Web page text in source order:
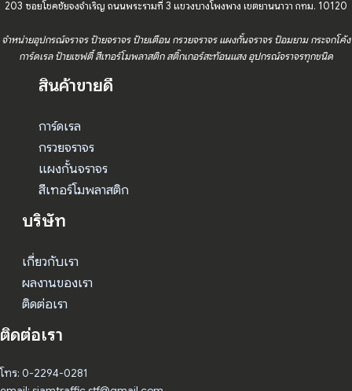
203 ซอยโชคชัยจงจำเริญ ถนนพระรามที่ 3 แขวงบางโพงพาง เขตยานนาวา กทม. 10120
จำหน่ายอุปกรณ์จราจร ป้ายจราจร ป้ายเตือน กรวยจราจร แผงกั้นจราจร ป้อมยาม กระจกโค้ง
การ์ดเรล ป้ายเซฟตี้ สีเทอร์โมพลาสติก สติ๊กเกอร์สะท้อนแสง อุปกรณ์จราจรทุกชนิด
สินค้าขายดี
การ์ดเรล
กรวยจราจร
แผงกั้นจราจร
สีเทอร์โมพลาสติก
บริษัท
เกี่ยวกับเรา
ผลงานของเรา
ติดต่อเรา
ติดต่อเรา
โทร: 0-2294-0281